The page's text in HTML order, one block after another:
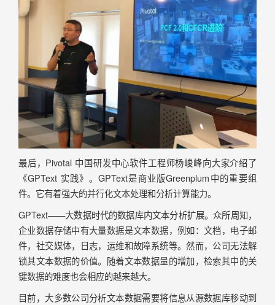
最后，Pivotal 中国研发中心软件工程师杨峻峰向大家介绍了
《GPText 实践》。GPText是商业版Greenplum中的重要组
件。它有着强大的并行化文本处理和分析计算能力。
GPText——大数据时代的数据库内文本分析扩展。众所周知，
企业数据存储中有大量数据是文本数据，例如：文档，电子邮
件，社交媒体，日志，运维和故障系统等。然而，公司无法解
锁其文本数据的价值。随着文本数据量的增加，检索其中的关
键数据的难度也会相应的越来越大。
目前，大多数公司分析文本数据需要将信息从源数据库移动到